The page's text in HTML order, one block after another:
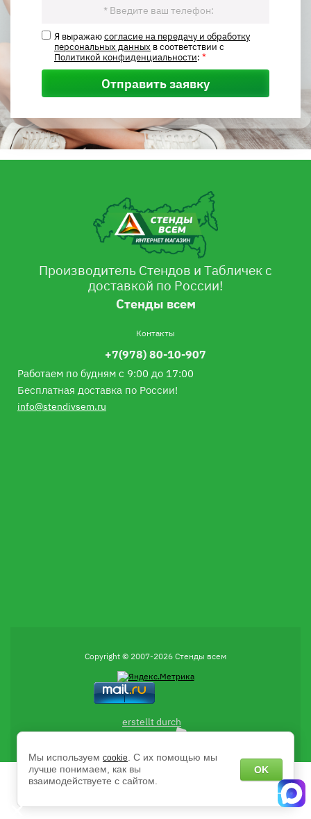
Я выражаюсогласие на передачу и обработку
персональных данных в соответствии с
Политикой конфиденциальности: *
Отправить заявку
Производитель Стендов и Табличек с
доставкой по России!
Стенды всем
Контакты
+7(978) 80-10-907
Работаем по будням с 9:00 до 17:00
Бесплатная доставка по России!
info@stendivsem.ru
Copyright © 2007-2026 Стенды всем
erstellt durch
Мы используем cookie
. С их помощью мы
лучше понимаем, как вы
взаимодействуете с сайтом.
OK